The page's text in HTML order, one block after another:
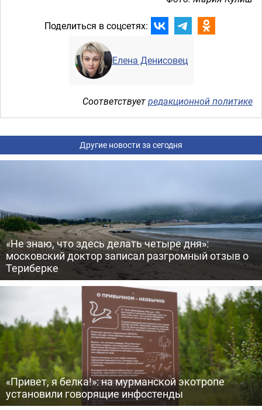
Поделиться в соцсетях:
Елена Денисовец
Соответствуетредакционной политике
Другие новости за сегодня
«Не знаю, что здесь делать четыре дня»:
московский доктор записал разгромный отзыв о
Териберке
«Привет, я белка!»: на мурманской экотропе
установили говорящие инфостенды